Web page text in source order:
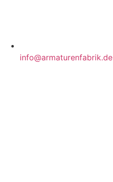
info@armaturenfabrik.de